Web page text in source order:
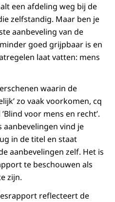
een afdeling weg bij de
zelfstandig. Maar ben je
aanbeveling van de
goed grijpbaar is en
laat vatten: mens
waarin de
zo vaak voorkomen, cq
voor mens en recht’.
aanbevelingen vind je
in de titel en staat
aanbevelingen zelf. Het is
te beschouwen als
zijn.
reflecteert de